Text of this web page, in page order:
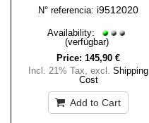
N° referencia: i9512020
Availability:
(verfügbar)
Price: 145,90 €
Incl. 21% Tax, excl. Shipping
Cost
Add to Cart